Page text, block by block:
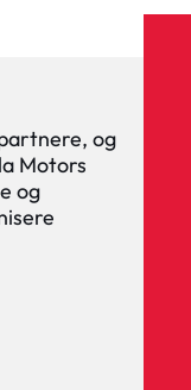
og
Motors
og